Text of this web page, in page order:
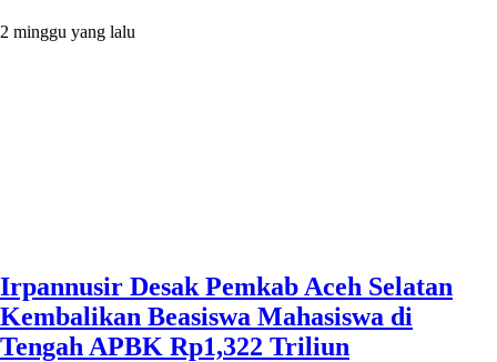
2 minggu yang lalu
Irpannusir Desak Pemkab Aceh Selatan
Kembalikan Beasiswa Mahasiswa di
Tengah APBK Rp1,322 Triliun